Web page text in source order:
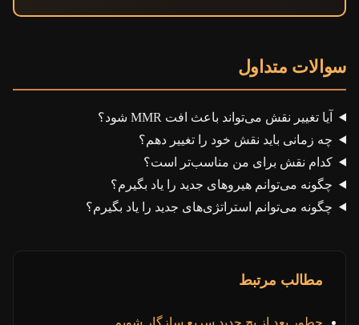
سوالات متداول
آیا تغییر نقش می‌تواند باعث افت MMR شود؟
چه زمانی باید نقش خود را تغییر دهم؟
کدام نقش برای من مناسب‌تر است؟
چگونه می‌توانم هیروهای جدید را یاد بگیرم؟
چگونه می‌توانم استراتژی‌های جدید را یاد بگیرم؟
مطالب مرتبط
چطور بعد از پچ جدید سریع سازگار شویم